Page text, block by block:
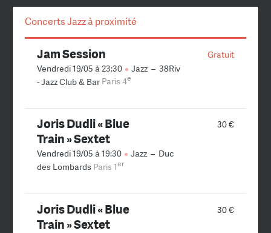
Concerts Jazz à proximité
Gratuit
Jam Session
Vendredi 19/05 à 23:30 Jazz – 38Riv
- Jazz Club & Bar Paris 4e
30 €
Joris Dudli « Blue
Train » Sextet
Vendredi 19/05 à 19:30 Jazz – Duc
des Lombards Paris 1er
30 €
Joris Dudli « Blue
Train » Sextet